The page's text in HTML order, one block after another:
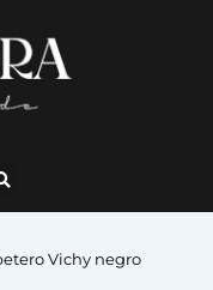
Vichy negro